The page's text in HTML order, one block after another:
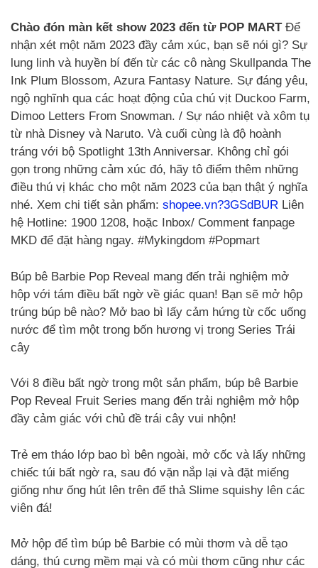
Chào đón màn kết show 2023 đến từ POP MART Để
nhận xét một năm 2023 đầy cảm xúc, bạn sẽ nói gì? Sự
lung linh và huyền bí đến từ các cô nàng Skullpanda The
Ink Plum Blossom, Azura Fantasy Nature. Sự đáng yêu,
ngộ nghĩnh qua các hoạt động của chú vịt Duckoo Farm,
Dimoo Letters From Snowman. / Sự náo nhiệt và xôm tụ
từ nhà Disney và Naruto. Và cuối cùng là độ hoành
tráng với bộ Spotlight 13th Anniversar. Không chỉ gói
gọn trong những cảm xúc đó, hãy tô điểm thêm những
điều thú vị khác cho một năm 2023 của bạn thật ý nghĩa
nhé. Xem chi tiết sản phẩm: shopee.vn?3GSdBUR Liên
hệ Hotline: 1900 1208, hoặc Inbox/ Comment fanpage
MKD để đặt hàng ngay. #Mykingdom #Popmart
Búp bê Barbie Pop Reveal mang đến trải nghiệm mở
hộp với tám điều bất ngờ về giác quan! Bạn sẽ mở hộp
trúng búp bê nào? Mở bao bì lấy cảm hứng từ cốc uống
nước để tìm một trong bốn hương vị trong Series Trái
cây
Với 8 điều bất ngờ trong một sản phẩm, búp bê Barbie
Pop Reveal Fruit Series mang đến trải nghiệm mở hộp
đầy cảm giác với chủ đề trái cây vui nhộn!
Trẻ em tháo lớp bao bì bên ngoài, mở cốc và lấy những
chiếc túi bất ngờ ra, sau đó vặn nắp lại và đặt miếng
giống như ống hút lên trên để thả Slime squishy lên các
viên đá!
Mở hộp để tìm búp bê Barbie có mùi thơm và dễ tạo
dáng, thú cưng mềm mại và có mùi thơm cũng như các